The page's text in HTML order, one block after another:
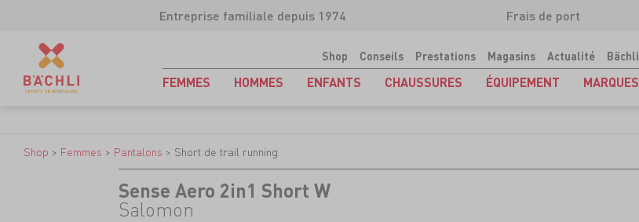
Entreprise familiale depuis 1974 Frais de port
Shop Conseils Prestations Magasins Actualité Bächli
FEMMES HOMMES ENFANTS CHAUSSURES ÉQUIPEMENT MARQUES
Shop > Femmes > Pantalons > Short de trail running
Sense Aero 2in1 Short W
Salomon